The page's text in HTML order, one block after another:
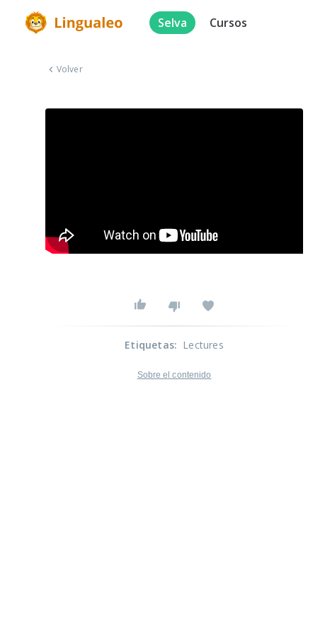
Selva Cursos
Volver
Etiquetas: Lectures
Sobre el contenido